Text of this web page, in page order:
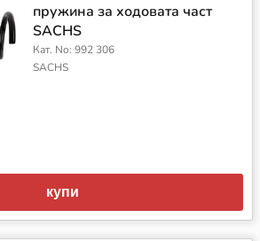
пружина за ходовата част
SACHS
Кат. No: 992 306
SACHS
купи